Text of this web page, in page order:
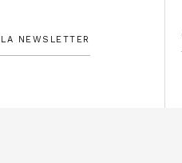
NEWSLETTER